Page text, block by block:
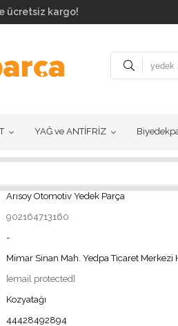
ücretsiz kargo!
YAĞ ve ANTİFRİZ
Arısoy Otomotiv Yedek Parça
902164713160
-
Mimar Sinan Mah. Yedpa Ticaret Merkezi
[email protected]
Kozyatağı
44428492894